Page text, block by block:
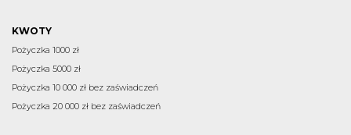
KWOTY
Pożyczka 1000 zł
Pożyczka 5000 zł
Pożyczka 10 000 zł bez zaświadczeń
Pożyczka 20 000 zł bez zaświadczeń